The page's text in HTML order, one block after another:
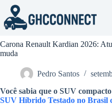
Pular
para
conteúdo
Carona Renault Kardian 2026:
muda
Pedro Santos
Você sabia que o SUV compacto
SUV Híbrido Testado no Brasil